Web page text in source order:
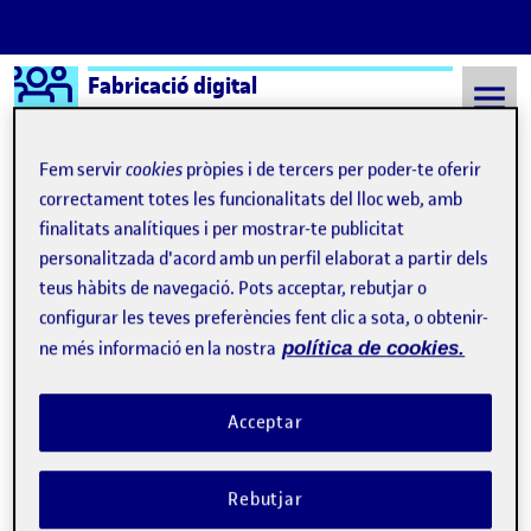
Saltar al contingut
Logo Ágora
Fabricació digital
Semestre 20222 - Aula 1 El Llindar
El Llindar
L’APRENENTATGE SERVEI AMB «
EL
Publicat per
Xavier Jo Rocadembosch
Data de publicació
-comentariel L’APRENENTATGE SERVEI AMB «
CONTEXT En el món educatiu cada vegada es dona més impuls a
l’anomenat “Aprenentatge Servei” (APS). Com a docent, he
experimentat aquest impuls aquests darrers anys a través dels
itineraris d’aprenentatge que es dissenyen a les aules des
Fem servircookies pròpies i de tercers per poder-te oferir
correctament totes les funcionalitats del lloc web, amb
finalitats analítiques i per mostrar-te publicitat
personalitzada d'acord amb un perfil elaborat a partir dels
teus hàbits de navegació. Pots acceptar, rebutjar o
configurar les teves preferències fent clic a sota, o obtenir-
ne més informació en la nostra política de cookies.
Rebutjar
Acceptar